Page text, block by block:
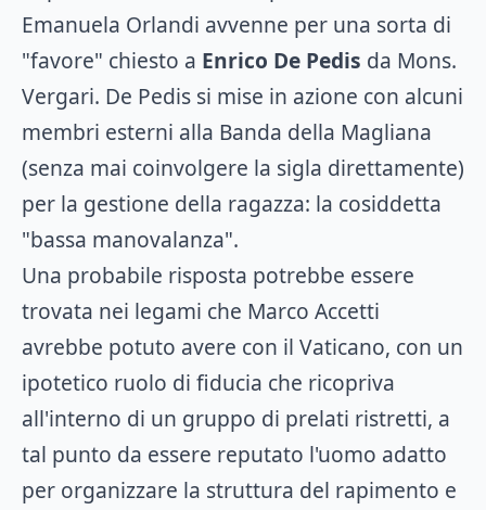
Emanuela Orlandi avvenne per una sorta di
"favore" chiesto a Enrico De Pedis da Mons.
Vergari. De Pedis si mise in azione con alcuni
membri esterni alla Banda della Magliana
(senza mai coinvolgere la sigla direttamente)
per la gestione della ragazza: la cosiddetta
"bassa manovalanza".
Una probabile risposta potrebbe essere
trovata nei legami che Marco Accetti
avrebbe potuto avere con il Vaticano, con un
ipotetico ruolo di fiducia che ricopriva
all'interno di un gruppo di prelati ristretti, a
tal punto da essere reputato l'uomo adatto
per organizzare la struttura del rapimento e